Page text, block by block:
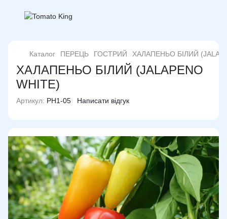
Каталог ПЕРЕЦЬ ГОСТРИЙ ХАЛАПЕНЬО БІЛИЙ
ХАЛАПЕНЬО БІЛИЙ (JALAPENO
WHITE)
Артикул: PH1-05 Написати відгук